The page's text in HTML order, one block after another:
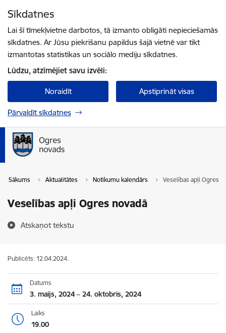
Sīkdatnes
Lai šī tīmekļvietne darbotos, tā izmanto obligāti nepieciešamās
sīkdatnes. Ar Jūsu piekrišanu papildus šajā vietnē var tikt
izmantotas statistikas un sociālo mediju sīkdatnes.
Lūdzu, atzīmējiet savu izvēli:
Noraidīt Apstiprināt visas
Pārvaldīt sīkdatnes
Sākums Aktualitātes Notikumu kalendārs Veselības apļi Ogres
Veselības apļi Ogres novadā
Atskaņot tekstu
Publicēts: 12.04.2024.
Datums
3. maijs, 2024 – 24. oktobris, 2024
Laiks
19.00